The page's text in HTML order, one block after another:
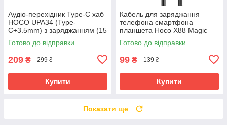
Аудіо-перехідник Type-C хаб
HOCO UPA34 (Type-
C+3.5mm) з заряджанням (15
см, 10W/2A, DAC) аудіо-
конвертер для телефону
Готово до відправки
209 ₴ 299 ₴
Купити
Кабель для заряджання
телефона смартфона
планшета Hoco X88 Magic
silicone 60W Type-C to Type-C
(1м)
Готово до відправки
99 ₴ 139 ₴
Купити
Показати ще